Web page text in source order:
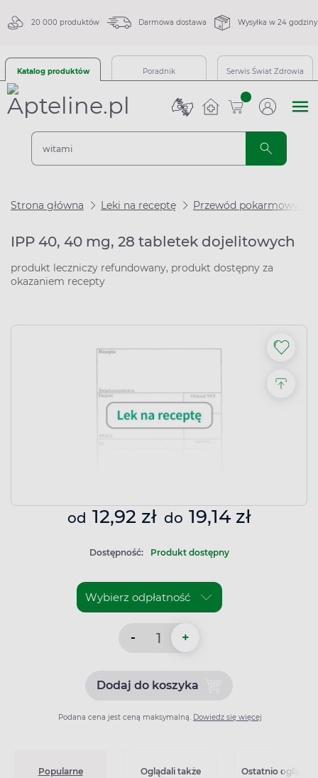
20 000 produktów Darmowa dostawa Wysyłka w 24 godziny
Katalog produktów Poradnik Serwis Świat Zdrowia
sztuk
Strona główna Leki na receptę Przewód pokarmowy i
IPP 40, 40 mg, 28 tabletek dojelitowych
produkt leczniczy refundowany, produkt dostępny za
okazaniem recepty
od 12,92 zł do 19,14 zł
Dostępność: Produkt dostępny
- +
Dodaj do koszykaDodaj do koszyka IPP 40,
Podana cena jest ceną maksymalną. Dowiedz się więcej
Popularne Oglądali także Ostatnio